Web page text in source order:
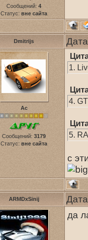
Сообщений: 4
Статус: вне сайта
Dmitrijs
Ас
Сообщений: 3179
Статус: вне сайта
1.
4.
5.
с
ARMDxSinij
да